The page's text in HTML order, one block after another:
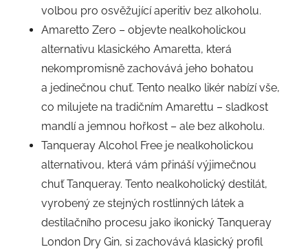
volbou pro osvěžující aperitiv bez alkoholu.
Amaretto Zero – objevte nealkoholickou
alternativu klasického Amaretta, která
nekompromisně zachovává jeho bohatou
a jedinečnou chuť. Tento nealko likér nabízí vše,
co milujete na tradičním Amarettu – sladkost
mandlí a jemnou hořkost – ale bez alkoholu.
Tanqueray Alcohol Free je nealkoholickou
alternativou, která vám přináší výjimečnou
chuť Tanqueray. Tento nealkoholický destilát,
vyrobený ze stejných rostlinných látek a
destilačního procesu jako ikonický Tanqueray
London Dry Gin, si zachovává klasický profil